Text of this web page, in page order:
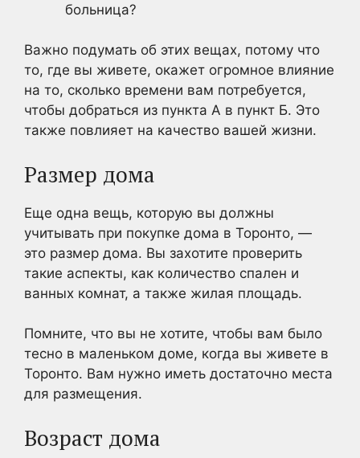
больница?
Важно подумать об этих вещах, потому что
то, где вы живете, окажет огромное влияние
на то, сколько времени вам потребуется,
чтобы добраться из пункта А в пункт Б. Это
также повлияет на качество вашей жизни.
Размер дома
Еще одна вещь, которую вы должны
учитывать при покупке дома в Торонто, —
это размер дома. Вы захотите проверить
такие аспекты, как количество спален и
ванных комнат, а также жилая площадь.
Помните, что вы не хотите, чтобы вам было
тесно в маленьком доме, когда вы живете в
Торонто. Вам нужно иметь достаточно места
для размещения.
Возраст дома